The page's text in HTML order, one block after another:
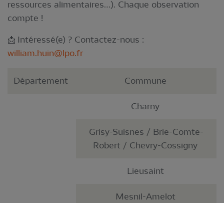
ressources alimentaires…). Chaque observation
compte !
📩 Intéressé(e) ? Contactez-nous :
william.huin@lpo.fr
Département Commune
Charny
Grisy-Suisnes / Brie-Comte-
Robert / Chevry-Cossigny
Lieusaint
Mesnil-Amelot